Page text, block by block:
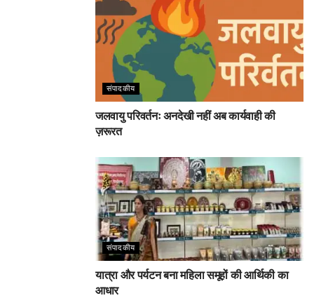
संपादकीय
जलवायु परिवर्तनः अनदेखी नहीं अब कार्यवाही की
ज़रूरत
संपादकीय
यात्रा और पर्यटन बना महिला समूहों की आर्थिकी का
आधार